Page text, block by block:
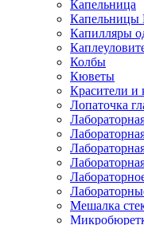
Капельница
Капилляры
Колбы
Кюветы
Красители и
Лопаточка
Мешалка